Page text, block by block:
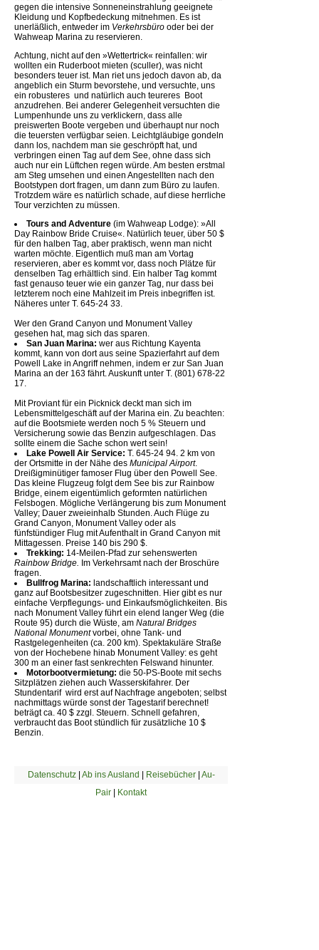
gegen die intensive Sonneneinstrahlung geeignete
Kleidung und Kopfbedeckung mitnehmen. Es ist
unerläßlich, entweder im Verkehrsbüro oder bei der
Wahweap Marina zu reservieren.
Achtung, nicht auf den »Wettertrick« reinfallen: wir
wollten ein Ruderboot mieten (sculler), was nicht
besonders teuer ist. Man riet uns jedoch davon ab, da
angeblich ein Sturm bevorstehe, und versuchte, uns
ein robusteres  und natürlich auch teureres  Boot
anzudrehen. Bei anderer Gelegenheit versuchten die
Lumpenhunde uns zu verklickern, dass alle
preiswerten Boote vergeben und überhaupt nur noch
die teuersten verfügbar seien. Leichtgläubige gondeln
dann los, nachdem man sie geschröpft hat, und
verbringen einen Tag auf dem See, ohne dass sich
auch nur ein Lüftchen regen würde. Am besten erstmal
am Steg umsehen und einen Angestellten nach den
Bootstypen dort fragen, um dann zum Büro zu laufen.
Trotzdem wäre es natürlich schade, auf diese herrliche
Tour verzichten zu müssen.
Tours and Adventure (im Wahweap Lodge): »All
Day Rainbow Bride Cruise«. Natürlich teuer, über 50 $
für den halben Tag, aber praktisch, wenn man nicht
warten möchte. Eigentlich muß man am Vortag
reservieren, aber es kommt vor, dass noch Plätze für
denselben Tag erhältlich sind. Ein halber Tag kommt
fast genauso teuer wie ein ganzer Tag, nur dass bei
letzterem noch eine Mahlzeit im Preis inbegriffen ist.
Näheres unter T. 645-24 33.
Wer den Grand Canyon und Monument Valley
gesehen hat, mag sich das sparen.
San Juan Marina: wer aus Richtung Kayenta
kommt, kann von dort aus seine Spazierfahrt auf dem
Powell Lake in Angriff nehmen, indem er zur San Juan
Marina an der 163 fährt. Auskunft unter T. (801) 678-22
17.
Mit Proviant für ein Picknick deckt man sich im
Lebensmittelgeschäft auf der Marina ein. Zu beachten:
auf die Bootsmiete werden noch 5 % Steuern und
Versicherung sowie das Benzin aufgeschlagen. Das
sollte einem die Sache schon wert sein!
Lake Powell Air Service: T. 645-24 94. 2 km von
der Ortsmitte in der Nähe des Municipal Airport.
Dreißigminütiger famoser Flug über den Powell See.
Das kleine Flugzeug folgt dem See bis zur Rainbow
Bridge, einem eigentümlich geformten natürlichen
Felsbogen. Mögliche Verlängerung bis zum Monument
Valley; Dauer zweieinhalb Stunden. Auch Flüge zu
Grand Canyon, Monument Valley oder als
fünfstündiger Flug mit Aufenthalt in Grand Canyon mit
Mittagessen. Preise 140 bis 290 $.
Trekking: 14-Meilen-Pfad zur sehenswerten
Rainbow Bridge. Im Verkehrsamt nach der Broschüre
fragen.
Bullfrog Marina: landschaftlich interessant und
ganz auf Bootsbesitzer zugeschnitten. Hier gibt es nur
einfache Verpflegungs- und Einkaufsmöglichkeiten. Bis
nach Monument Valley führt ein elend langer Weg (die
Route 95) durch die Wüste, am Natural Bridges
National Monumentvorbei, ohne Tank- und
Rastgelegenheiten (ca. 200 km). Spektakuläre Straße
von der Hochebene hinab Monument Valley: es geht
300 m an einer fast senkrechten Felswand hinunter.
Motorbootvermietung: die 50-PS-Boote mit sechs
Sitzplätzen ziehen auch Wasserskifahrer. Der
Stundentarif  wird erst auf Nachfrage angeboten; selbst
nachmittags würde sonst der Tagestarif berechnet! 
beträgt ca. 40 $ zzgl. Steuern. Schnell gefahren,
verbraucht das Boot stündlich für zusätzliche 10 $
Benzin.
Datenschutz| Ab ins Ausland | Reisebücher| Au-
Pair | Kontakt